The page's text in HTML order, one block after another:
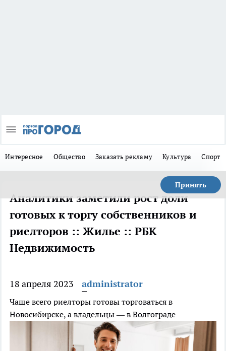
Интересное Общество Заказать рекламу Культура Спорт
Принять
Аналитики заметили рост доли
готовых к торгу собственников и
риелторов :: Жилье :: РБК
Недвижимость
18 апреля 2023 administrator
Чаще всего риелторы готовы торговаться в
Новосибирске, а владельцы — в Волгограде